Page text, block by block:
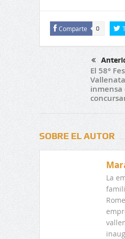
Comparte 0
El 58°
inmensa
SOBRE EL AUTOR
La